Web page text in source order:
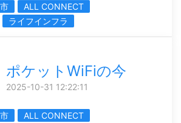
ALL CONNECT
ライフインフラ
ポケットWiFiの今
2025-10-31 12:22:11
ALL CONNECT